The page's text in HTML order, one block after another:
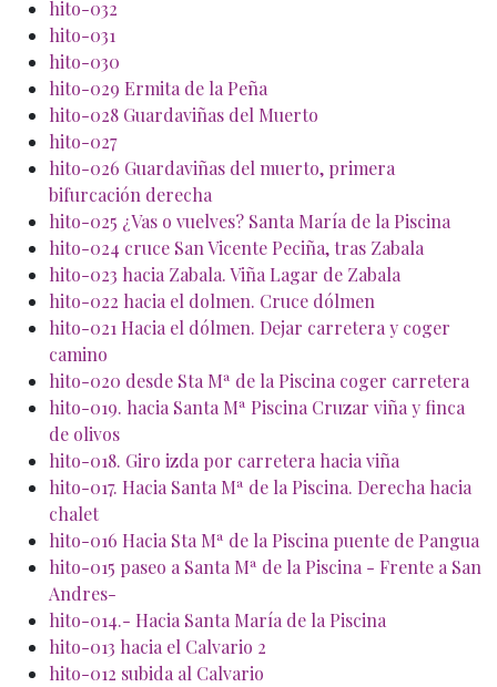
hito-032
hito-031
hito-030
hito-029 Ermita de la Peña
hito-028 Guardaviñas del Muerto
hito-027
hito-026 Guardaviñas del muerto, primera
bifurcación derecha
hito-025 ¿Vas o vuelves? Santa María de la Piscina
hito-024 cruce San Vicente Peciña, tras Zabala
hito-023 hacia Zabala. Viña Lagar de Zabala
hito-022 hacia el dolmen. Cruce dólmen
hito-021 Hacia el dólmen. Dejar carretera y coger
camino
hito-020 desde Sta Mª de la Piscina coger carretera
hito-019. hacia Santa Mª Piscina Cruzar viña y finca
de olivos
hito-018. Giro izda por carretera hacia viña
hito-017. Hacia Santa Mª de la Piscina. Derecha hacia
chalet
hito-016 Hacia Sta Mª de la Piscina puente de Pangua
hito-015 paseo a Santa Mª de la Piscina - Frente a San
Andres-
hito-014.- Hacia Santa María de la Piscina
hito-013 hacia el Calvario 2
hito-012 subida al Calvario